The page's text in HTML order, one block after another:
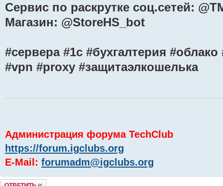
Сервис по раскрутке соц.сетей:
Магазин: @StoreHS_bot
#сервера #1с #бухгалтерия
#vpn #proxy #защитаэлкошелька
Администрация форума TechClub
https://forum.igclubs.org
E-Mail: forumadm@igclubs.org
Комментировать